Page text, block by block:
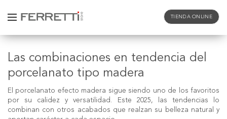
TIENDA ONLINE
Las combinaciones en tendencia del
porcelanato tipo madera
El porcelanato efecto madera sigue siendo uno de los favoritos
por su calidez y versatilidad. Este 2025, las tendencias lo
combinan con otros acabados que realzan su belleza natural y